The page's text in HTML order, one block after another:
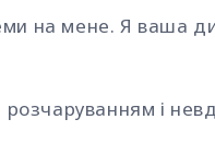
на мене. Я ваша
і